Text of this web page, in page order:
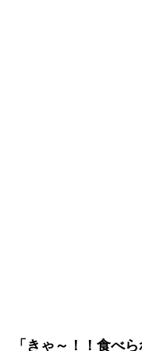
「きゃ～！！食べ